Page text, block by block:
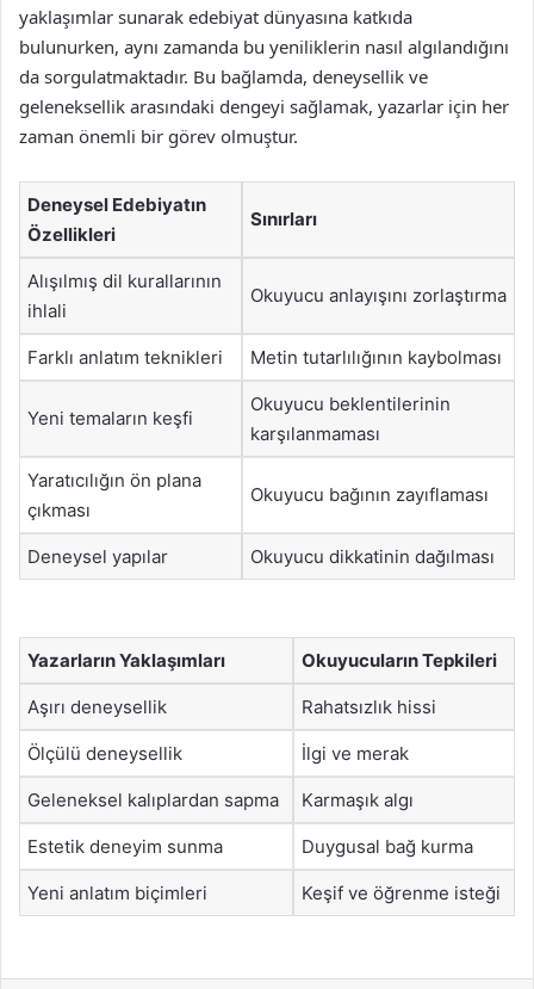
yaklaşımlar sunarak edebiyat dünyasına katkıda
bulunurken, aynı zamanda bu yeniliklerin nasıl algılandığını
da sorgulatmaktadır. Bu bağlamda, deneysellik ve
geleneksellik arasındaki dengeyi sağlamak, yazarlar için her
zaman önemli bir görev olmuştur.
Deneysel Edebiyatın
Özellikleri
Sınırları
Alışılmış dil kurallarının
ihlali
Okuyucu anlayışını zorlaştırma
Farklı anlatım teknikleri Metin tutarlılığının kaybolması
Yeni temaların keşfi
Okuyucu beklentilerinin
karşılanmaması
Yaratıcılığın ön plana
çıkması
Okuyucu bağının zayıflaması
Deneysel yapılar Okuyucu dikkatinin dağılması
Yazarların Yaklaşımları Okuyucuların Tepkileri
Aşırı deneysellik Rahatsızlık hissi
Ölçülü deneysellik İlgi ve merak
Geleneksel kalıplardan sapma Karmaşık algı
Estetik deneyim sunma Duygusal bağ kurma
Yeni anlatım biçimleri Keşif ve öğrenme isteği